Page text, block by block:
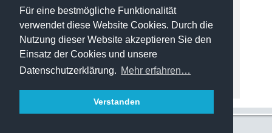
Für eine bestmögliche Funktionalität
verwendet diese Website Cookies. Durch die
Nutzung dieser Website akzeptieren Sie den
Einsatz der Cookies und unsere
Datenschutzerklärung. Mehr erfahren…
Verstanden
A-2752 Wöllersdorf,
Römerstraße 1
Tel:
+43 (0)2622/4218-3
Email:
woellersdorf@natursteine-rath.at